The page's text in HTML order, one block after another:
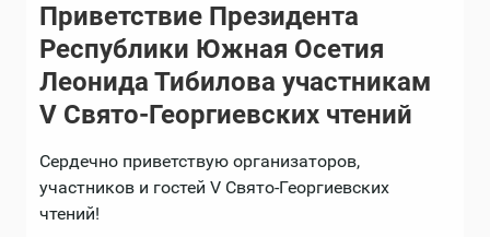
Приветствие Президента
Республики Южная Осетия
Леонида Тибилова участникам
V Свято-Георгиевских чтений
Сердечно приветствую организаторов,
участников и гостей V Свято-Георгиевских
чтений!